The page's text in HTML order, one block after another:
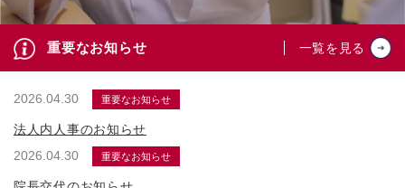
重要なお知らせ 一覧を見る
2026.04.30 重要なお知らせ
法人内人事のお知らせ
2026.04.30
重要なお知らせ